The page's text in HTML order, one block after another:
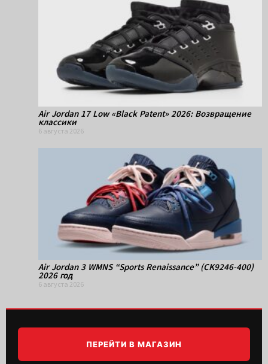
Air Jordan 17 Low «Black Patent» 2026: Возвращение
классики
6 августа 2026
Air Jordan 3 WMNS “Sports Renaissance” (CK9246-400)
2026 год
6 августа 2026
ПЕРЕЙТИ В МАГАЗИН